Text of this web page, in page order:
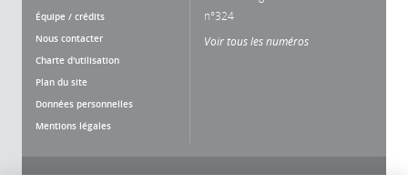
Équipe / crédits
Nous contacter
Charte d'utilisation
Plan du site
Données personnelles
Mentions légales
n°324
Voir tous les numéros